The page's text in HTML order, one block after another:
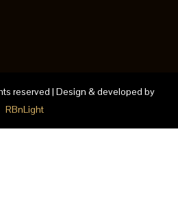
reserved | Design & developed by
RBnLight